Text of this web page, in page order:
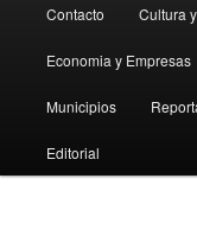
Contacto Cultura
Economia y Empresas
Municipios
Editorial